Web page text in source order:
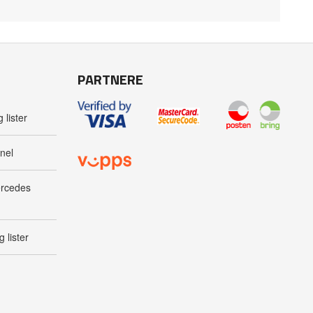
lister
lister
PARTNERE